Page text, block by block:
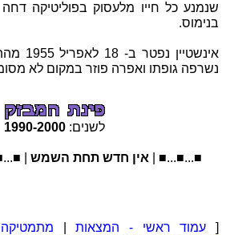
שנמנע כל חייו מלעסוק בפוליטיקה
בנימוס.
נשרפה גופתו ואפרה פוזר במקום לא
לשנים: 1990-2000
אין חדש תחת השמש
[ עמוד ראשי - המצאות|